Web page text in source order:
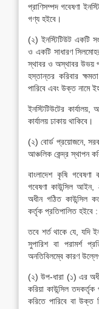
প্রাণিসম্পদ গবেষণা
গণ্য হইবে।
(২) ইনস্টিটিউট একটি
ও একটি সাধারণ
স্থাবর ও অস্থাবর উভয়
হস্তান্তর করিবার
পারিবে এবং উক্ত নামে
ইনস্টিটিউটের
কার্যালয় ঢাকায় থাকিবে।
(২) বোর্ড প্রয়োজনে,
আঞ্চলিক কেন্দ্র স্থাপন
বাংলাদেশ কৃষি
গবেষণা কাউন্সিল
অধীন গঠিত কাউন্সিল
কর্তৃক প্রতিপালিত হইবে :
তবে শর্ত থাকে যে, যদি
সুপারিশ বা পরামর্শ
অনতিবিলম্বে কারণ
(২) উপ-ধারা (১) এর
করিয়া কাউন্সিল
করিতে পারিবে বা উক্ত